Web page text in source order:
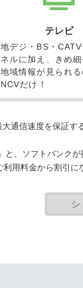
テレビ
地デジ・BS・
ネルに加え、きめ細
地域情報が見られる
NCVだけ！
通信速度を保証
、ソフトバンクが
用料金から割引に